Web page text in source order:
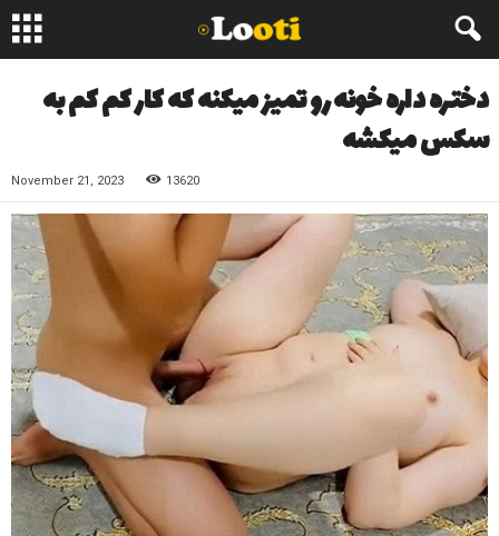
دختره داره خونه رو تمیز میکنه که کار کم کم به
سکس میکشه
November 21, 2023 13620